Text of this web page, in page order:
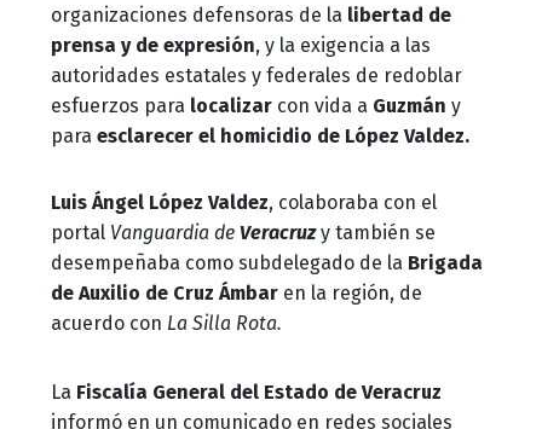
organizaciones defensoras de la libertad de
prensa y de expresión, y la exigencia a las
autoridades estatales y federales de redoblar
esfuerzos para localizar con vida a Guzmán y
para esclarecer el homicidio de López Valdez.
Luis Ángel López Valdez, colaboraba con el
portal Vanguardia de Veracruzy también se
desempeñaba como subdelegado de la Brigada
de Auxilio de Cruz Ámbar en la región, de
acuerdo con La Silla Rota.
La Fiscalía General del Estado de Veracruz
informó en un comunicado en redes sociales